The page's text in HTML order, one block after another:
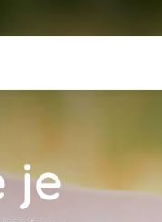
je